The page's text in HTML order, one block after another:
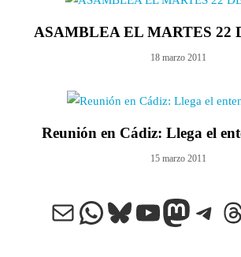
ASAMBLEA EL MARTES 22
18 marzo 2011
Reunión en Cádiz: Llega el
15 marzo 2011
Correo electrónico
WhatsApp
Bluesky
YouTube